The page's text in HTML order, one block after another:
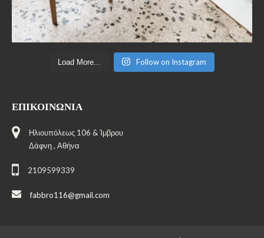
Load More... Follow on Instagram
ΕΠΙΚΟΙΝΩΝΊΑ
Ηλιουπόλεως 106 & Ίμβρου
Δάφνη , Αθήνα
2109599339
fabbro116@gmail.com